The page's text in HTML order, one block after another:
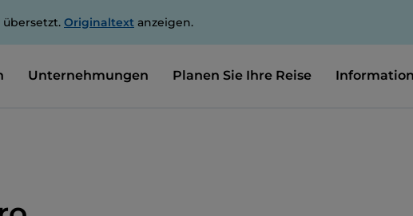
Originaltext anzeigen.
Unternehmungen Planen Sie Ihre Reise